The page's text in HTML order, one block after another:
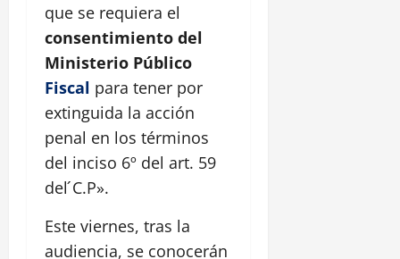
que se requiera el
consentimiento del
Ministerio Público
Fiscal para tener por
extinguida la acción
penal en los términos
del inciso 6º del art. 59
del ́C.P».
Este viernes, tras la
audiencia, se conocerán